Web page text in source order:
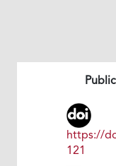
https://
121